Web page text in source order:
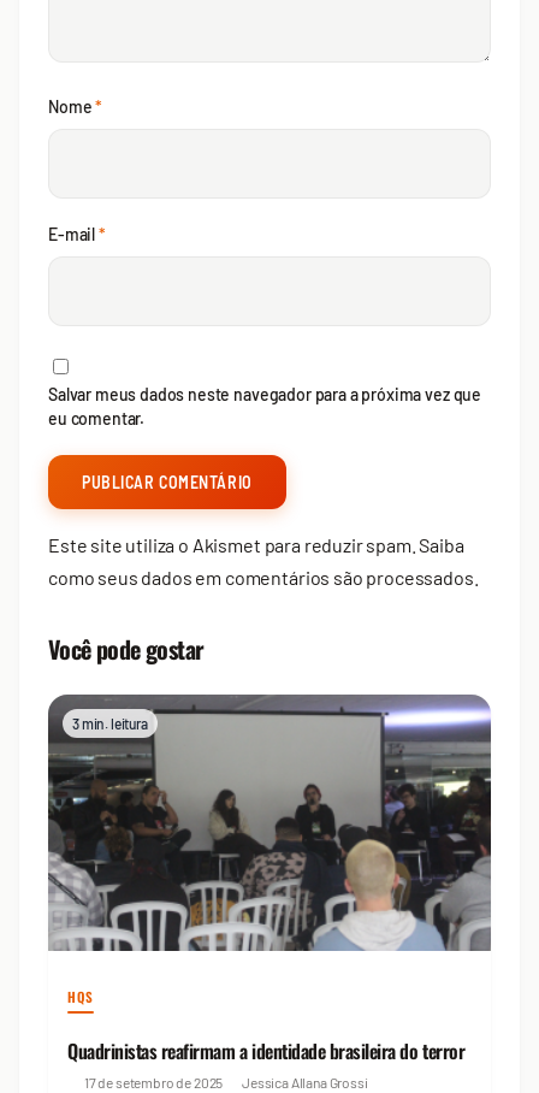
Nome*
E-mail*
Salvar meus dados neste navegador para a próxima vez que
eu comentar.
Este site utiliza o Akismet para reduzir spam.Saiba
como seus dados em comentários são processados
Você pode gostar
3 min. leitura
HQS
Quadrinistas reafirmam a identidade brasileira do terror
17 de setembro de 2025 Jessica Allana Grossi